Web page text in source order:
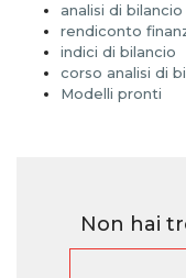
analisi di bilancio
rendiconto
indici di bilancio
corso analisi di
Modelli pronti
Non hai